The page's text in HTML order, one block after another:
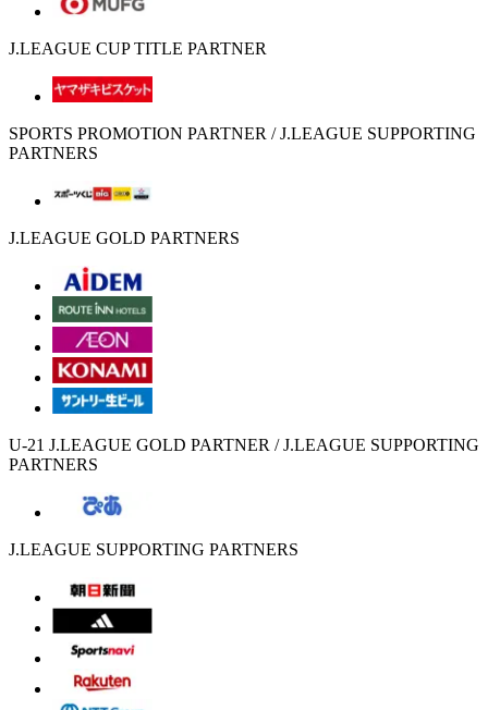
J.LEAGUE CUP TITLE PARTNER
SPORTS PROMOTION PARTNER / J.LEAGUE SUPPORTING
PARTNERS
J.LEAGUE GOLD PARTNERS
U-21 J.LEAGUE GOLD PARTNER / J.LEAGUE SUPPORTING
PARTNERS
J.LEAGUE SUPPORTING PARTNERS